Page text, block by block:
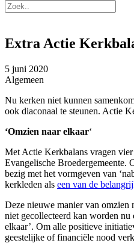
Extra Actie
5 juni 2020
Algemeen
Nu kerken niet kunnen
ook diaconaal te steunen. Actie
‘Omzien naar elkaar‘
Met Actie Kerkbalans vragen
Evangelische Broedergemeente.
bezig met het vormgeven van
kerkleden als een van de
Deze nieuwe manier van omzien
niet gecollecteerd kan worden nu
elkaar’. Om alle positieve
geestelijke of financiële nood